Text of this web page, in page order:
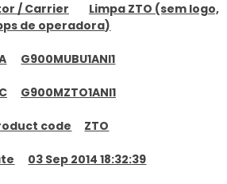
/ Carrier
Limpa ZTO (sem logo,
de operadora)
G900MUBU1ANI1
G900MZTO1ANI1
code ZTO
03 Sep 2014 18:32:39